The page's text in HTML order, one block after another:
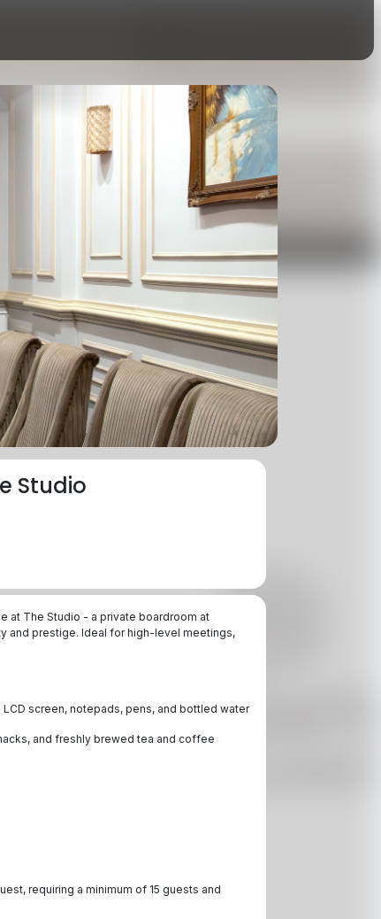
Studio
at The Studio - a private boardroom at
and prestige. Ideal for high-level meetings,
screen, notepads, pens, and bottled water
and freshly brewed tea and coffee
requiring a minimum of 15 guests and